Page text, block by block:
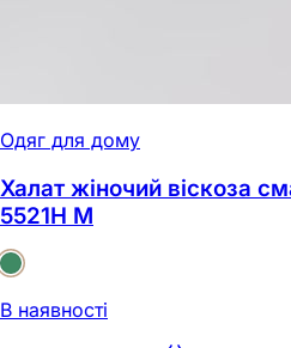
Одяг для дому
Халат жіночий віскоза
5521Н M
В наявності